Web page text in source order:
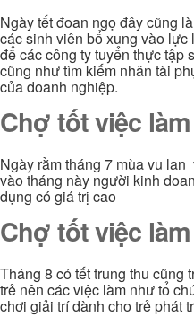
Ngày tết đoan ngọ đây cũng
các sinh viên bổ xung vào
để các công ty tuyển thực tập
cũng như tìm kiếm nhân tài
của doanh nghiệp.
Chợ tốt việc làm
Ngày rằm tháng 7 mùa vu
vào tháng này người kinh
dụng có giá trị cao
Chợ tốt việc làm
Tháng 8 có tết trung thu cũng
trẻ nên các việc làm như tổ
chơi giải trí dành cho trẻ phát